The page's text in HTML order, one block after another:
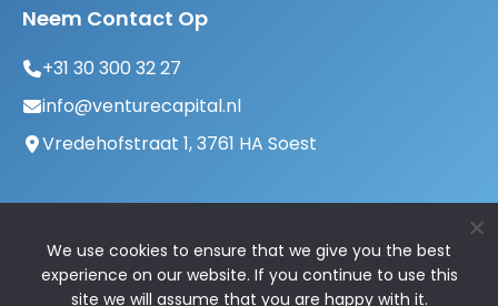
Neem Contact Op
+31 30 300 32 27
info@venturecapital.nl
Vredehofstraat 1, 3761 HA Soest
We use cookies to ensure that we give you the best
experience on our website. If you continue to use this
site we will assume that you are happy with it.